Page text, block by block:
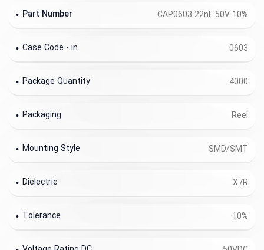
CAP0603 22nF 50V 10%
Part Number
0603
Case Code - in
4000
Package Quantity
Reel
Packaging
SMD/SMT
Mounting Style
X7R
Dielectric
10%
Tolerance